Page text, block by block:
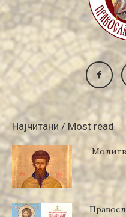
Најчитани / Most read